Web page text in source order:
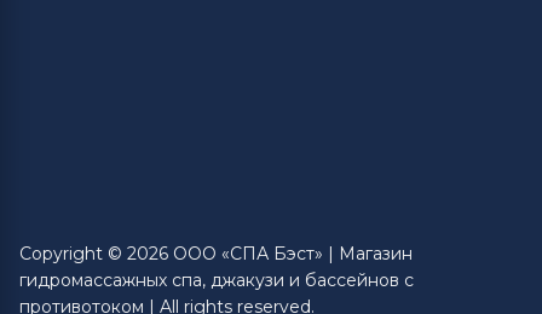
Copyright © 2026 ООО «СПА Бэст» | Магазин
гидромассажных спа, джакузи и бассейнов с
противотоком | All rights reserved.